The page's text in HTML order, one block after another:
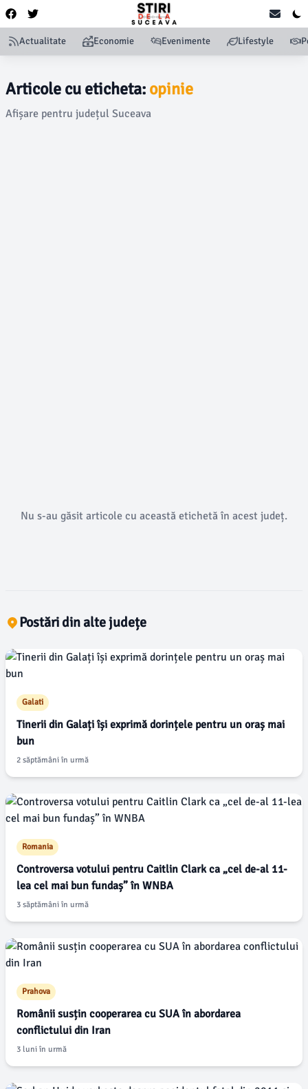
Actualitate Economie Evenimente Lifestyle
Articole cu eticheta: opinie
Afișare pentru județul Suceava
Nu s-au găsit articole cu această etichetă în acest județ.
Postări din alte județe
Galati
Tinerii din Galați își exprimă dorințele pentru un oraș mai
bun
2 săptămâni în urmă
Romania
Controversa votului pentru Caitlin Clark ca „cel de-al 11-
lea cel mai bun fundaș” în WNBA
3 săptămâni în urmă
Prahova
Românii susțin cooperarea cu SUA în abordarea
conflictului din Iran
3 luni în urmă